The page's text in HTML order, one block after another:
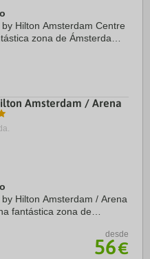
Hilton Amsterdam Centre
zona de Ámsterdam
Amsterdam / Arena
Hilton Amsterdam / Arena
fantástica zona de
...
desde
56€